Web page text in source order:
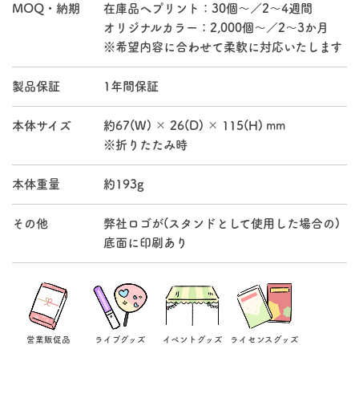
MOQ・納期
在庫品へプリント：30個～／2～4週間
オリジナルカラー：2,000個～／2～3か月
※希望内容に合わせて柔軟に対応いたします
製品保証 1年間保証
本体サイズ
約67(W) × 26(D) × 115(H) mm
※折りたたみ時
本体重量 約193g
その他
弊社ロゴが(スタンドとして使用した場合の)
底面に印刷あり
営業販促品 ライブグッズ イベントグッズ ライセンスグッズ